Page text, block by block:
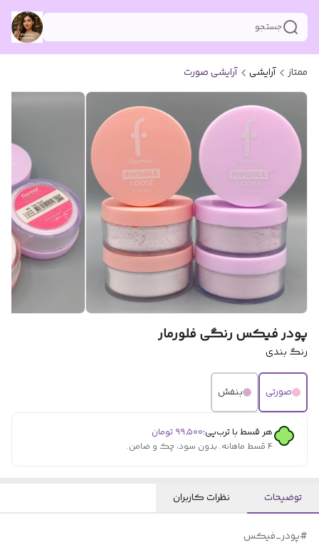
جستجو
ممتاز آرایشی آرایشی صورت
پودر فیکس رنگی فلورمار
رنگ بندی
صورتی بنفش
هر قسط با ترب‌پی:۹۹٬۵۰۰ تومان
۴ قسط ماهانه. بدون سود، چک و ضامن.
توضیحات نظرات کاربران
#پودر_فیکس